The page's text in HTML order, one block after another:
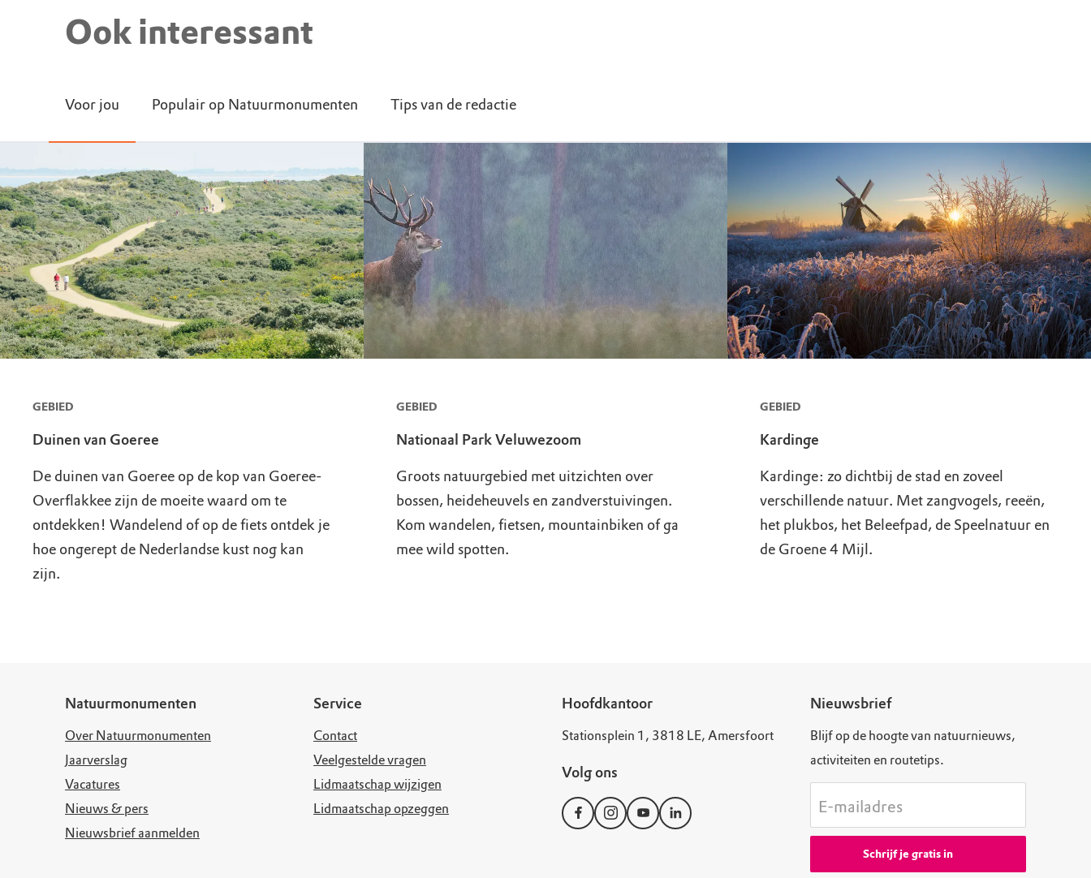
Ook interessant
Voor jou Populair op Natuurmonumenten Tips van de redactie
GEBIED
Duinen van Goeree
De duinen van Goeree op de kop van Goeree-
Overflakkee zijn de moeite waard om te
ontdekken! Wandelend of op de fiets ontdek je
hoe ongerept de Nederlandse kust nog kan
zijn.
GEBIED
Nationaal Park Veluwezoom
Groots natuurgebied met uitzichten over
bossen, heideheuvels en zandverstuivingen.
Kom wandelen, fietsen, mountainbiken of ga
mee wild spotten.
GEBIED
Kardinge
Kardinge: zo dichtbij de stad en zoveel
verschillende natuur. Met zangvogels, reeën,
het plukbos, het Beleefpad, de Speelnatuur en
de Groene 4 Mijl.
Natuurmonumenten
Over Natuurmonumenten
Jaarverslag
Vacatures
Nieuws & pers
Nieuwsbrief aanmelden
Service
Contact
Veelgestelde vragen
Lidmaatschap wijzigen
Lidmaatschap opzeggen
Hoofdkantoor
Stationsplein 1, 3818 LE, Amersfoort
Volg ons
Nieuwsbrief
Blijf op de hoogte van natuurnieuws,
activiteiten en routetips.
E-mailadres
Schrijf je gratis in